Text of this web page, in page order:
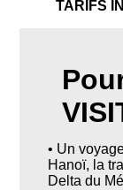
TARIFS
• Un
Hanoï, la
Delta du